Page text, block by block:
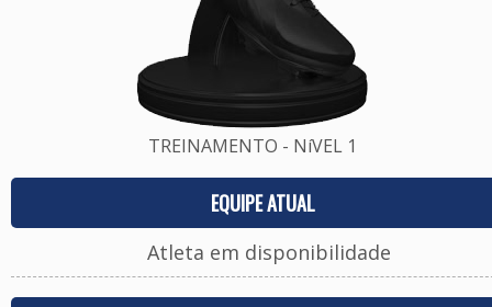
TREINAMENTO - NíVEL 1
EQUIPE ATUAL
Atleta em disponibilidade